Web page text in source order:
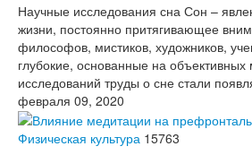
Научные исследования сна Сон –
жизни, постоянно притягивающее
философов, мистиков, художников,
глубокие, основанные на
исследований труды о сне стали
февраля 09, 2020
Физическая культура 15763